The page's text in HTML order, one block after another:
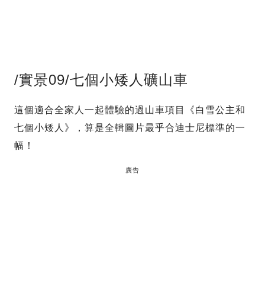
/實景09/七個小矮人礦山車
這個適合全家人一起體驗的過山車項目《白雪公主和
七個小矮人》，算是全輯圖片最乎合迪士尼標準的一
幅！
廣告